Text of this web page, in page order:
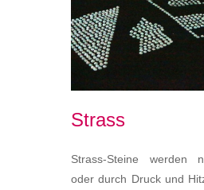
Strass
Strass-Steine werden
oder durch Druck und